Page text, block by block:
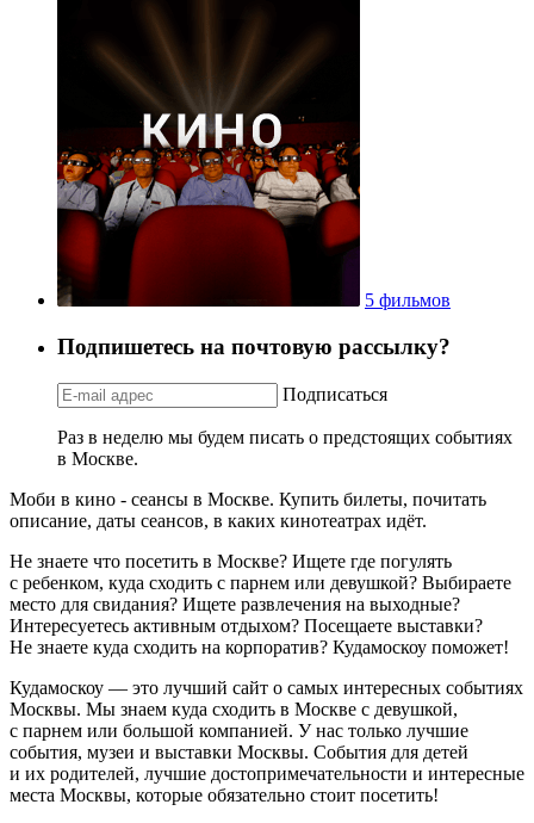
5 фильмов
Подпишетесь на почтовую рассылку?
Подписаться
Раз в неделю мы будем писать о предстоящих событиях
в Москве.
Моби в кино - сеансы в Москве. Купить билеты, почитать
описание, даты сеансов, в каких кинотеатрах идёт.
Не знаете что посетить в Москве? Ищете где погулять
с ребенком, куда сходить с парнем или девушкой? Выбираете
место для свидания? Ищете развлечения на выходные?
Интересуетесь активным отдыхом? Посещаете выставки?
Не знаете куда сходить на корпоратив? Кудамоскоу поможет!
Кудамоскоу — это лучший сайт о самых интересных событиях
Москвы. Мы знаем куда сходить в Москве с девушкой,
с парнем или большой компанией. У нас только лучшие
события, музеи и выставки Москвы. События для детей
и их родителей, лучшие достопримечательности и интересные
места Москвы, которые обязательно стоит посетить!